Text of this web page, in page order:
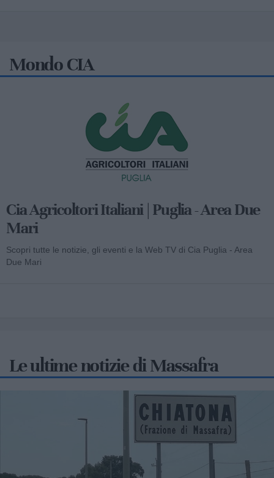
Mondo CIA
Cia Agricoltori Italiani | Puglia - Area Due
Mari
Scopri tutte le notizie, gli eventi e la Web TV di Cia Puglia - Area
Due Mari
Le ultime notizie di Massafra